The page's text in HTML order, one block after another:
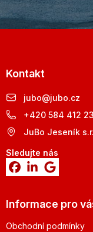
Kontakt
jubo@jubo.cz
+420 584 412
JuBo Jeseník
Sledujte nás
Informace pro
Obchodní podmínky